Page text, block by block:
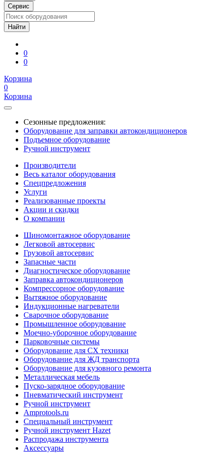
Сервис
0
0
Корзина
0
Корзина
Сезонные предложения:
Оборудование для заправки автокондиционеров
Подъемное оборудование
Ручной инструмент
Производители
Весь каталог оборудования
Спецпредложения
Услуги
Реализованные проекты
Акции и скидки
О компании
Шиномонтажное оборудование
Легковой автосервис
Грузовой автосервис
Запасные части
Диагностическое оборудование
Заправка автокондиционеров
Компрессорное оборудование
Вытяжное оборудование
Индукционные нагреватели
Сварочное оборудование
Промышленное оборудование
Моечно-уборочное оборудование
Парковочные системы
Оборудование для СХ техники
Оборудование для ЖД транспорта
Оборудование для кузовного ремонта
Металлическая мебель
Пуско-зарядное оборудование
Пневматический инструмент
Ручной инструмент
Amprotools.ru
Специальный инструмент
Ручной инструмент Hazet
Распродажа инструмента
Аксессуары